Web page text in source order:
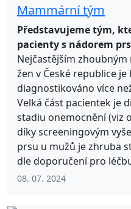
Mammární tým
Představujeme tým,
pacienty s nádorem
Nejčastějším
žen v České republice
diagnostikováno více
Velká část pacientek je
stadiu onemocnění (viz
díky screeningovým
prsu u mužů je zhruba
dle doporučení pro
08. 07. 2024